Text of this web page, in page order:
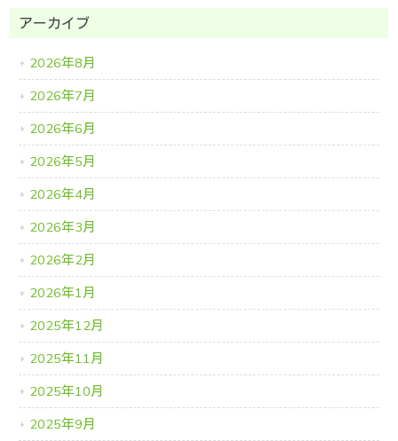
アーカイブ
2026年8月
2026年7月
2026年6月
2026年5月
2026年4月
2026年3月
2026年2月
2026年1月
2025年12月
2025年11月
2025年10月
2025年9月